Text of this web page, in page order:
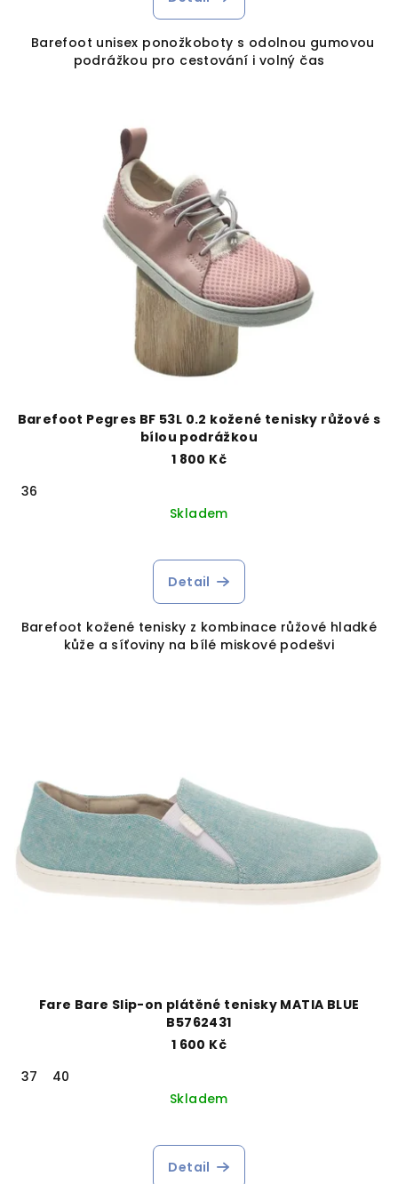
Barefoot unisex ponožkoboty s odolnou gumovou
podrážkou pro cestování i volný čas
Barefoot Pegres BF 53L 0.2 kožené tenisky růžové s
bílou podrážkou
1 800 Kč
36
Skladem
Detail
Barefoot kožené tenisky z kombinace růžové hladké
kůže a síťoviny na bílé miskové podešvi
Fare Bare Slip-on plátěné tenisky MATIA BLUE
B5762431
1 600 Kč
37
40
Skladem
Detail